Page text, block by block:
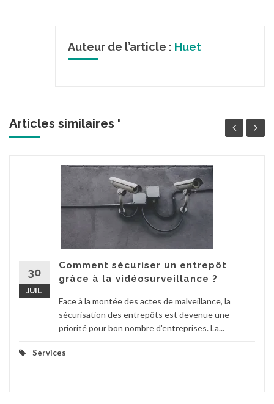
Auteur de l’article : Huet
Articles similaires '
30
JUIL
Comment sécuriser un entrepôt
grâce à la vidéosurveillance ?
Face à la montée des actes de malveillance, la
sécurisation des entrepôts est devenue une
priorité pour bon nombre d'entreprises. La...
Services